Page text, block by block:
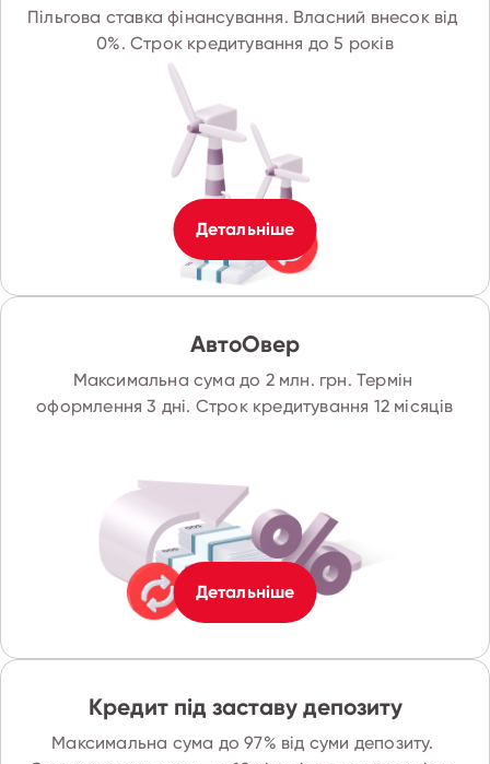
Пільгова ставка фінансування. Власний внесок від
0%. Строк кредитування до 5 років
Детальніше
АвтоОвер
Максимальна сума до 2 млн. грн. Термін
оформлення 3 дні. Строк кредитування 12 місяців
Детальніше
Кредит під заставу депозиту
Максимальна сума до 97% від суми депозиту.